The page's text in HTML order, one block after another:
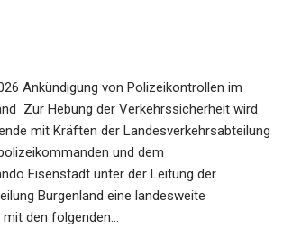
Ankündigung von Polizeikontrollen im
Zur Hebung der Verkehrssicherheit wird
mit Kräften der Landesverkehrsabteilung
und dem
Eisenstadt unter der Leitung der
Burgenland eine landesweite
den folgenden…